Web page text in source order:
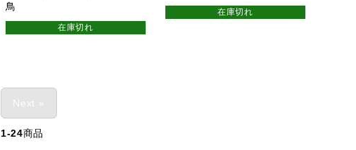
鳥
在庫切れ
在庫切れ
Next »
1-24商品